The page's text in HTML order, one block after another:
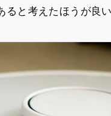
ると考えたほうが良い